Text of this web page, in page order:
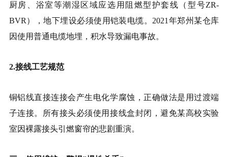
厨房、浴室等潮湿区域应选用阻燃型护套线（型号ZR-
BVR），地下埋设必须使用铠装电缆。2021年郑州某仓库
因使用普通电缆地埋，积水导致漏电事故。
2.接线工艺规范
铜铝线直接连接会产生电化学腐蚀，正确做法是用过渡端
子连接。所有接头必须使用接线盒封闭，避免某高校实验
室因裸露接头引燃窗帘的悲剧重演。